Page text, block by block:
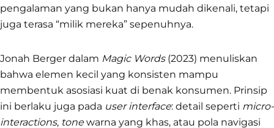
pengalaman yang bukan hanya mudah dikenali, tetapi
juga terasa “milik mereka” sepenuhnya.
Jonah Berger dalam Magic Words(2023) menuliskan
bahwa elemen kecil yang konsisten mampu
membentuk asosiasi kuat di benak konsumen. Prinsip
ini berlaku juga pada user interface: detail seperti micro-
interactions, tonewarna yang khas, atau pola navigasi